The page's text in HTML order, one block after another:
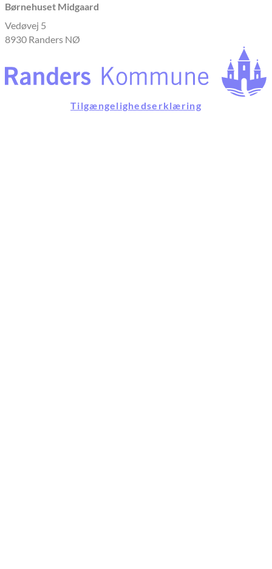
Børnehuset Midgaard
Vedøvej 5
8930 Randers NØ
Tilgængelighedserklæring